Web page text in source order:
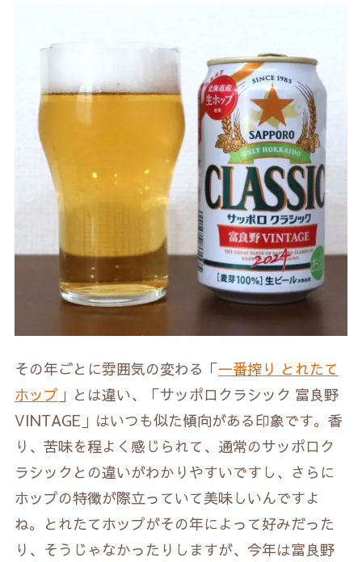
その年ごとに雰囲気の変わる「一番搾り とれたて
ホップ 」とは違い、「サッポロクラシック 富良野
VINTAGE」はいつも似た傾向がある印象です。香
り、苦味を程よく感じられて、通常のサッポロク
ラシックとの違いがわかりやすいですし、さらに
ホップの特徴が際立っていて美味しいんですよ
ね。とれたてホップがその年によって好みだった
り、そうじゃなかったりしますが、今年は富良野